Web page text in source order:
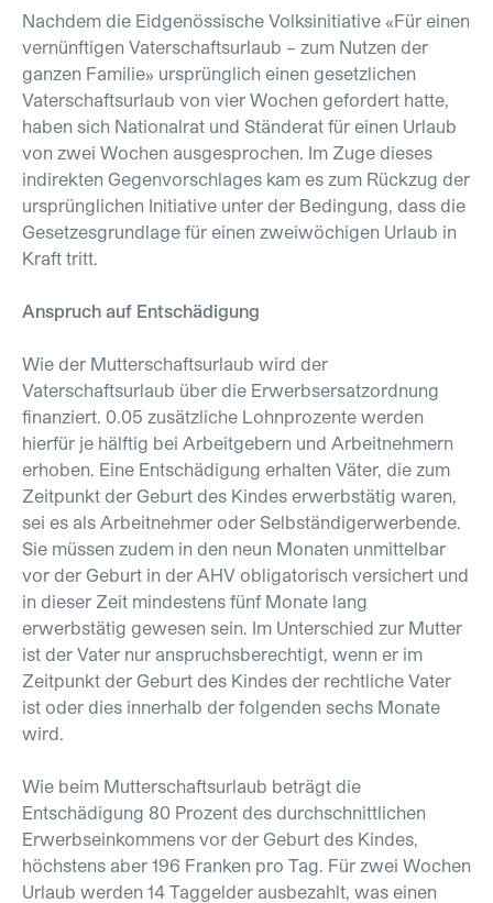
Nachdem die Eidgenössische Volksinitiative «Für einen
vernünftigen Vaterschaftsurlaub – zum Nutzen der
ganzen Familie» ursprünglich einen gesetzlichen
Vaterschaftsurlaub von vier Wochen gefordert hatte,
haben sich Nationalrat und Ständerat für einen Urlaub
von zwei Wochen ausgesprochen. Im Zuge dieses
indirekten Gegenvorschlages kam es zum Rückzug der
ursprünglichen Initiative unter der Bedingung, dass die
Gesetzesgrundlage für einen zweiwöchigen Urlaub in
Kraft tritt.
Anspruch auf Entschädigung
Wie der Mutterschaftsurlaub wird der
Vaterschaftsurlaub über die Erwerbsersatzordnung
finanziert. 0.05 zusätzliche Lohnprozente werden
hierfür je hälftig bei Arbeitgebern und Arbeitnehmern
erhoben. Eine Entschädigung erhalten Väter, die zum
Zeitpunkt der Geburt des Kindes erwerbstätig waren,
sei es als Arbeitnehmer oder Selbständigerwerbende.
Sie müssen zudem in den neun Monaten unmittelbar
vor der Geburt in der AHV obligatorisch versichert und
in dieser Zeit mindestens fünf Monate lang
erwerbstätig gewesen sein. Im Unterschied zur Mutter
ist der Vater nur anspruchsberechtigt, wenn er im
Zeitpunkt der Geburt des Kindes der rechtliche Vater
ist oder dies innerhalb der folgenden sechs Monate
wird.
Wie beim Mutterschaftsurlaub beträgt die
Entschädigung 80 Prozent des durchschnittlichen
Erwerbseinkommens vor der Geburt des Kindes,
höchstens aber 196 Franken pro Tag. Für zwei Wochen
Urlaub werden 14 Taggelder ausbezahlt, was einen